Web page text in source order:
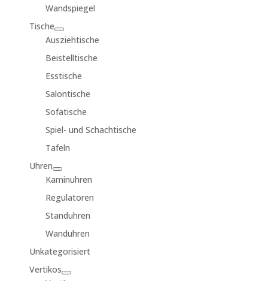
Wandspiegel
Tische
Ausziehtische
Beistelltische
Esstische
Salontische
Sofatische
Spiel- und Schachtische
Tafeln
Uhren
Kaminuhren
Regulatoren
Standuhren
Wanduhren
Unkategorisiert
Vertikos